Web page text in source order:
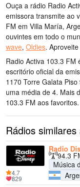
Ouça a rádio Radio
emissora transmite ao
FM em Villa María,
ouvintes em todo o
wave, Oldies.
Radio Activa 103.3 FM
escritório oficial da
1170 Torre Galata Piso
uma média de 4. Mais
103.3 FM aos favoritos.
Rádios
Radio
94.3
Música
4.7
829